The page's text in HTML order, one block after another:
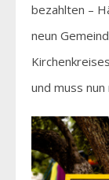
bezahlten –
neun
und muss